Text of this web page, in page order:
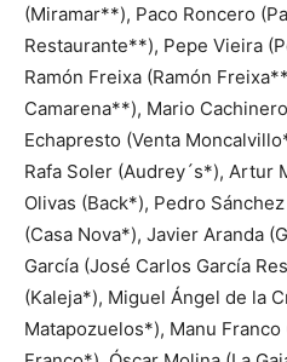
(Miramar**), Paco Roncero
Restaurante**), Pepe Vieira
Ramón Freixa (Ramón
Camarena**), Mario
Echapresto (Venta
Rafa Soler (Audrey´s*), Artur
Olivas (Back*), Pedro
(Casa Nova*), Javier Aranda
García (José Carlos García
(Kaleja*), Miguel Ángel de la
Matapozuelos*), Manu Franco